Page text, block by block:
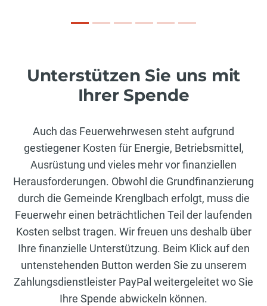
Unterstützen Sie uns mit
Ihrer Spende
Auch das Feuerwehrwesen steht aufgrund
gestiegener Kosten für Energie, Betriebsmittel,
Ausrüstung und vieles mehr vor finanziellen
Herausforderungen. Obwohl die Grundfinanzierung
durch die Gemeinde Krenglbach erfolgt, muss die
Feuerwehr einen beträchtlichen Teil der laufenden
Kosten selbst tragen. Wir freuen uns deshalb über
Ihre finanzielle Unterstützung. Beim Klick auf den
untenstehenden Button werden Sie zu unserem
Zahlungsdienstleister PayPal weitergeleitet wo Sie
Ihre Spende abwickeln können.